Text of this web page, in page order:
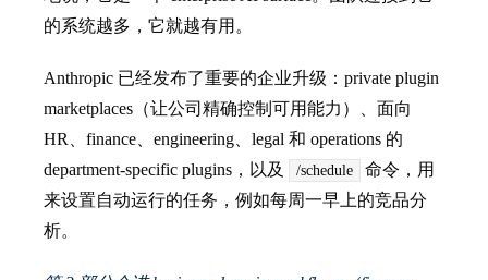
的系统越多，它就越有用。
Anthropic 已经发布了重要的企业升级：private plugin
marketplaces（让公司精确控制可用能力）、面向
HR、finance、engineering、legal 和 operations 的
department-specific plugins，以及
/schedule
命令，用
来设置自动运行的任务，例如每周一早上的竞品分
析。